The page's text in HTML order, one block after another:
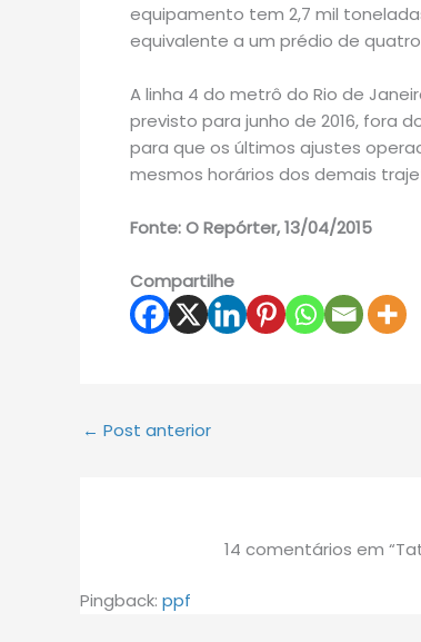
equipamento tem 2,7 mil
equivalente a um prédio de
A linha 4 do metrô do Rio de
previsto para junho de 2016, fora
para que os últimos ajustes
mesmos horários dos demais
Fonte: O Repórter, 13/04/2015
Compartilhe
← Post anterior
14 comentários em
Pingback: ppf